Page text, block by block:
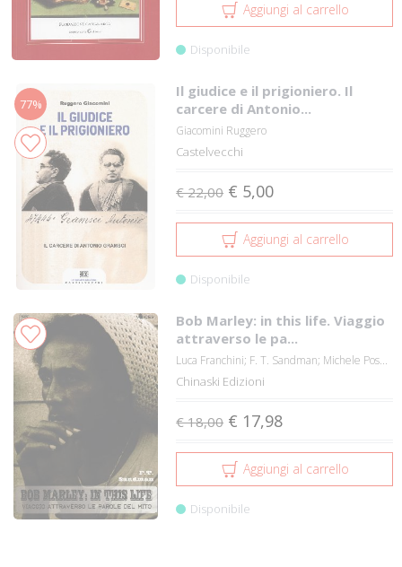
Aggiungi al carrello
Disponibile
77%
Il giudice e il prigioniero. Il
carcere di Antonio...
Giacomini Ruggero
Castelvecchi
€ 22,00 € 5,00
Aggiungi al carrello
Disponibile
Bob Marley: in this life. Viaggio
attraverso le pa...
Luca Franchini; F. T. Sandman; Michele Pos...
Chinaski Edizioni
€ 18,00 € 17,98
Aggiungi al carrello
Disponibile